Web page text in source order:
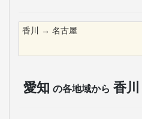
香川 → 名古屋
愛知 の各地域から 香川